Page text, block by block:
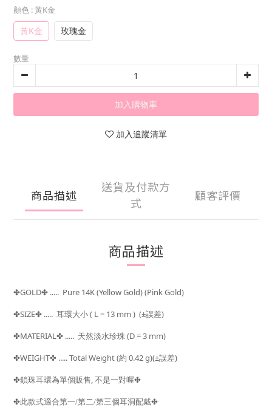
顏色 : 黃K金
黃K金 玫瑰金
數量
加入購物車
加入追蹤清單
商品描述
送貨及付款方
式
顧客評價
商品描述
✤GOLD✤ ..... Pure 14K (Yellow Gold) (Pink Gold)
✤SIZE✤ ..... 耳環大小 ( L = 13 mm ) (±誤差)
✤MATERIAL✤ ..... 天然淡水珍珠 (D = 3 mm)
✤WEIGHT✤ ..... Total Weight (約 0.42 g)(±誤差)
✤鎖珠耳環為單個販售, 不是一對喔✤
✤此款式適合第一/第二/第三個耳洞配戴✤